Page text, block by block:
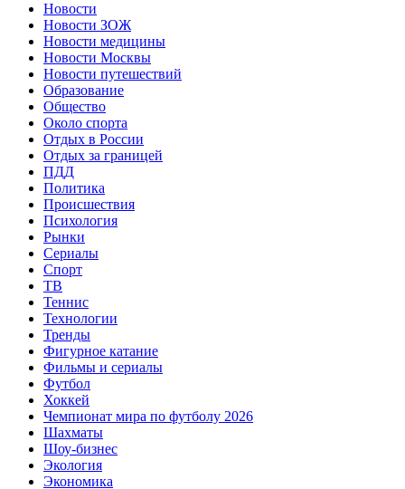
Новости
Новости ЗОЖ
Новости медицины
Новости Москвы
Новости путешествий
Образование
Общество
Около спорта
Отдых в России
Отдых за границей
ПДД
Политика
Происшествия
Психология
Рынки
Сериалы
Спорт
ТВ
Теннис
Технологии
Тренды
Фигурное катание
Фильмы и сериалы
Футбол
Хоккей
Чемпионат мира по футболу 2026
Шахматы
Шоу-бизнес
Экология
Экономика